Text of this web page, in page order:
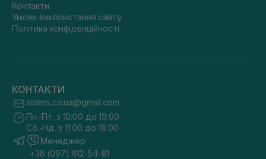
Контакти
Умови використання сайту
Політика конфіденційності
КОНТАКТИ
sisters.co.ua@gmail.com
Пн.-Пт. з 10:00 до 19:00
Сб.-Нд. з 11:00 до 18:00
Менеджер
+38 (097) 612-54-81